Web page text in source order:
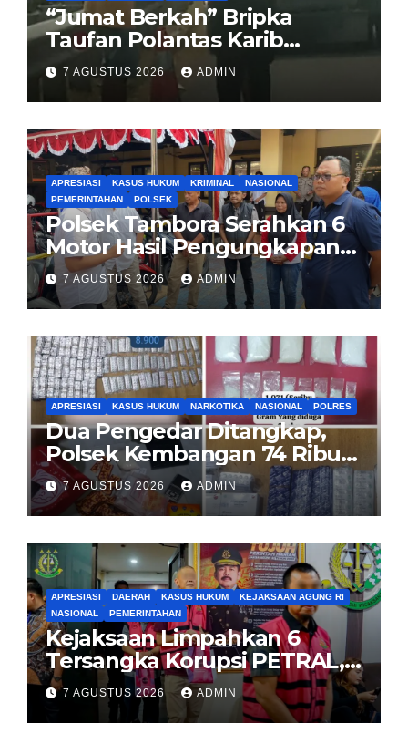
“Jumat Berkah” Bripka
Taufan Polantas Karib
Bagikan Nasi Kotak untuk
Sopir Truk yang Mogok di KM
00 Pondok Aren
7 AGUSTUS 2026 ADMIN
APRESIASI KASUS HUKUM KRIMINAL
NASIONAL
PEMERINTAHAN
POLSEK
Polsek Tambora Serahkan 6
Motor Hasil Pengungkapan
Kasus Curanmor Kepada
Pemilik Yang sah
7 AGUSTUS 2026 ADMIN
APRESIASI KASUS HUKUM NARKOTIKA NASIONAL POLRES
Dua Pengedar Ditangkap,
Polsek Kembangan 74 Ribu
Obat Keras, Sabu Hingga
Puluhan Vape Etomidate
Diamankan
7 AGUSTUS 2026 ADMIN
APRESIASI DAERAH KASUS HUKUM
KEJAKSAAN AGUNG RI
NASIONAL
PEMERINTAHAN
Kejaksaan Limpahkan 6
Tersangka Korupsi PETRAL,
PES dan ISC ke PN Tipikor
Jakarta Pusat
7 AGUSTUS 2026 ADMIN